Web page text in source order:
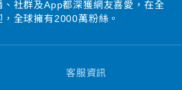
社群及App都深獲網友喜愛，在全
全球擁有2000萬粉絲。
客服資訊